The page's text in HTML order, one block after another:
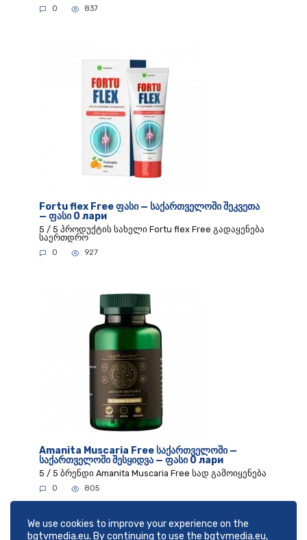
We use cookies to improve your experience on the
bgtvmedia.eu. By continuing to use the bgtvmedia.eu,
0 837
Fortu flex Free ფასი — საქართველოში შეკვეთა
— ფასი 0 лари
5 / 5 პროდუქტის სახელი Fortu flex Free გადაყენება
საერთდრო
0 927
Amanita Muscaria Free საქართველოში —
საქართველოში შესყიდვა — ფასი 0 лари
5 / 5 ბრენდი Amanita Muscaria Free სად გამოიყენება
0 805